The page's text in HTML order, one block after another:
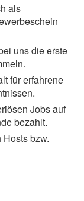
als
uns die erste
für erfahrene
Jobs auf
bezahlt.
bzw.